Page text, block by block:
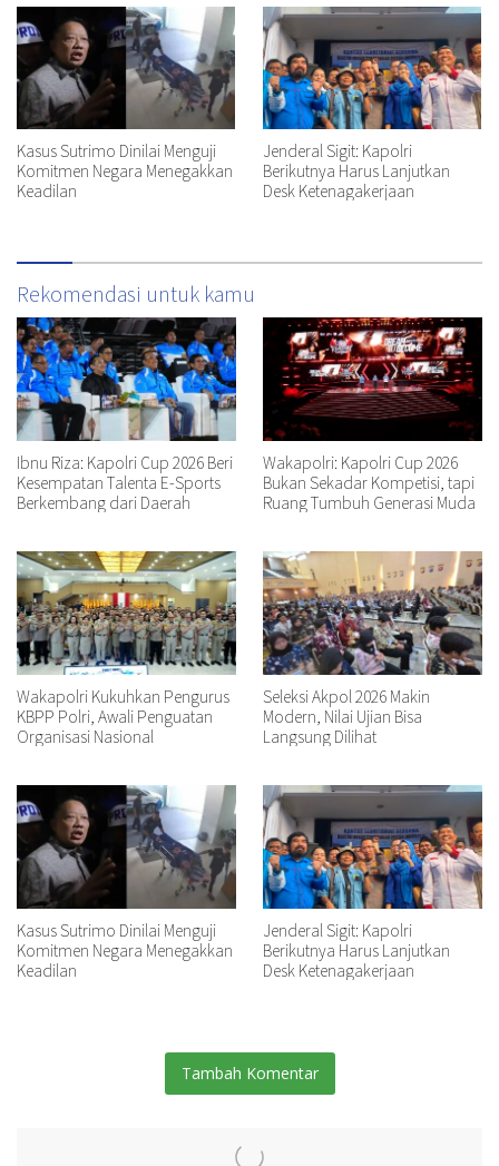
Kasus Sutrimo Dinilai Menguji
Komitmen Negara Menegakkan
Keadilan
Jenderal Sigit: Kapolri
Berikutnya Harus Lanjutkan
Desk Ketenagakerjaan
Rekomendasi untuk kamu
Ibnu Riza: Kapolri Cup 2026 Beri
Kesempatan Talenta E-Sports
Berkembang dari Daerah
Wakapolri: Kapolri Cup 2026
Bukan Sekadar Kompetisi, tapi
Ruang Tumbuh Generasi Muda
Wakapolri Kukuhkan Pengurus
KBPP Polri, Awali Penguatan
Organisasi Nasional
Seleksi Akpol 2026 Makin
Modern, Nilai Ujian Bisa
Langsung Dilihat
Kasus Sutrimo Dinilai Menguji
Komitmen Negara Menegakkan
Keadilan
Jenderal Sigit: Kapolri
Berikutnya Harus Lanjutkan
Desk Ketenagakerjaan
Tambah Komentar